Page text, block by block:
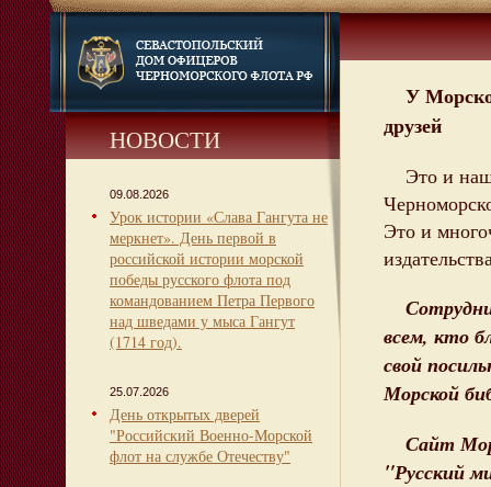
НОВОСТИ
09.08.2026
Урок истории «Слава Гангута не
меркнет». День первой в
российской истории морской
победы русского флота под
командованием Петра Первого
над шведами у мыса Гангут
(1714 год).
25.07.2026
День открытых дверей
"Российский Военно-Морской
флот на службе Отечеству"
У
друзей
Это и
Это и
всем, кто
свой
Морской
Сайт
"Русский